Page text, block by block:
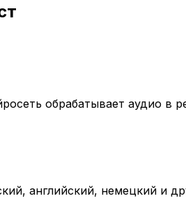
обрабатывает аудио
английский, немецкий и